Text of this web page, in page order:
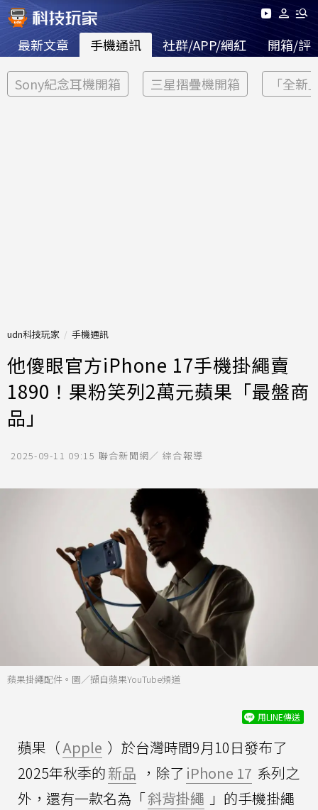
最新文章 手機通訊 社群/APP/網紅 開箱/評
Sony紀念耳機開箱 三星摺疊機開箱 「全新
udn科技玩家 手機通訊
他傻眼官方iPhone 17手機掛繩賣
1890！果粉笑列2萬元蘋果「最盤商
品」
2025-09-11 09:15 聯合新聞網／ 綜合報導
蘋果掛繩配件。圖／擷自蘋果YouTube頻道
用LINE傳送
蘋果（Apple ）於台灣時間9月10日發布了
2025年秋季的新品 ，除了 iPhone 17 系列之
外，還有一款名為「斜背掛繩 」的手機掛繩